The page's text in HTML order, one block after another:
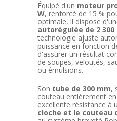
Équipé d'un moteur
W, renforcé de 15 %
optimale, il dispose
autorégulée de 2
technologie ajuste
puissance en fonction
d'assurer un résultat
de soupes, veloutés,
ou émulsions.
Son tube de 300 mm,
couteau entièrement
excellente résistance à
cloche et le couteau